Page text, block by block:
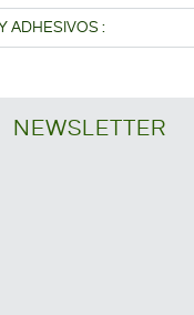
ADHESIVOS :
NEWSLETTER